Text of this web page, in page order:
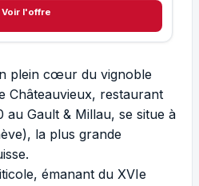
Voir l'offre
plein cœur du vignoble
Châteauvieux, restaurant
au Gault & Millau, se situe à
la plus grande
émanant du XVIe